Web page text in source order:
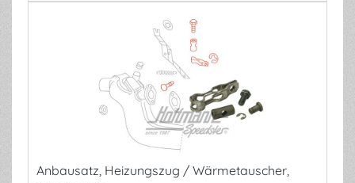
Anbausatz, Heizungszug / Wärmetauscher,